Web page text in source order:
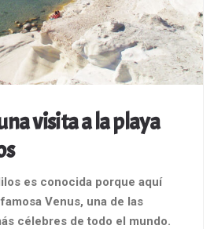
visita a la playa
es conocida porque aquí
Venus, una de las
célebres de todo el mundo.